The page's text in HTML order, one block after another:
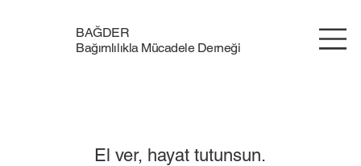
BAĞDER
Bağımlılıkla Mücadele Derneği
El ver, hayat tutunsun.